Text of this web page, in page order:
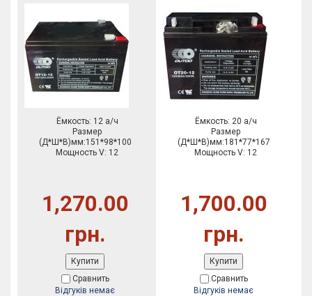
Ёмкость: 12 а/ч
Размер
(Д*Ш*В)мм:151*98*100
Мощность V: 12
1,270.00
грн.
Купити
Сравнить
Відгуків немає
Ёмкость: 20 а/ч
Размер
(Д*Ш*В)мм:181*77*167
Мощность V: 12
1,700.00
грн.
Купити
Сравнить
Відгуків немає